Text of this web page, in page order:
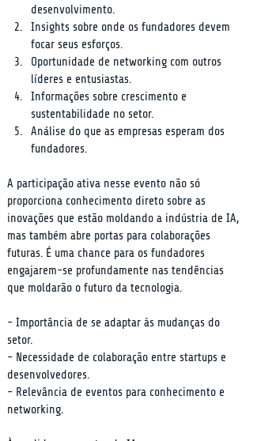
desenvolvimento.
Insights sobre onde os fundadores devem
focar seus esforços.
Oportunidade de networking com outros
líderes e entusiastas.
Informações sobre crescimento e
sustentabilidade no setor.
Análise do que as empresas esperam dos
fundadores.
A participação ativa nesse evento não só
proporciona conhecimento direto sobre as
inovações que estão moldando a indústria de IA,
mas também abre portas para colaborações
futuras. É uma chance para os fundadores
engajarem-se profundamente nas tendências
que moldarão o futuro da tecnologia.
- Importância de se adaptar às mudanças do
setor.
- Necessidade de colaboração entre startups e
desenvolvedores.
- Relevância de eventos para conhecimento e
networking.